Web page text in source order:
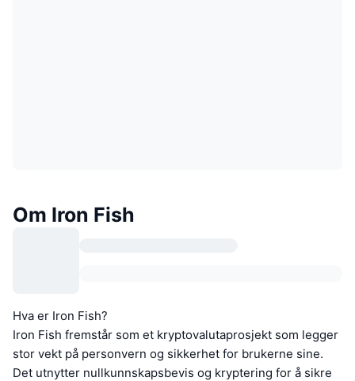
Om Iron Fish
Hva er Iron Fish?
Iron Fish fremstår som et kryptovalutaprosjekt som legger
stor vekt på personvern og sikkerhet for brukerne sine.
Det utnytter nullkunnskapsbevis og kryptering for å sikre